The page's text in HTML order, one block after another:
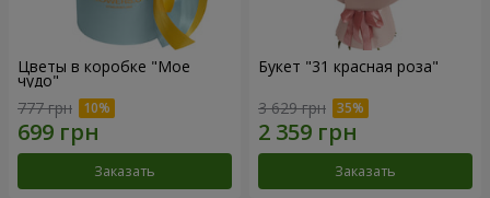
Цветы в коробке "Мое
чудо"
777 грн
Заказать
Букет "31 красная роза"
3 629 грн
Заказать